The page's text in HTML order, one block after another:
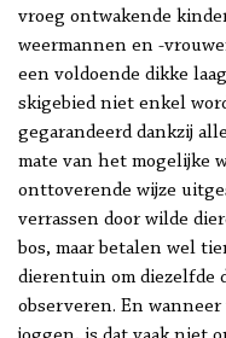
vroeg ontwakende
weermannen en -
een voldoende dikke
skigebied niet enkel
gegarandeerd dankzij
mate van het mogelijke
onttoverende wijze
verrassen door wilde
bos, maar betalen wel
dierentuin om diezelfde
observeren. En